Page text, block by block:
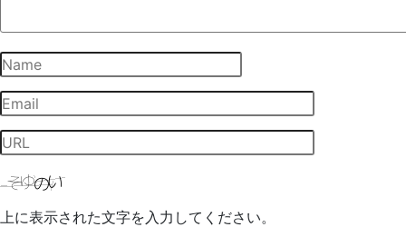
上に表示された文字を入力してください。